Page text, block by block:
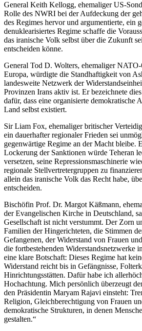
General Keith Kellogg, ehemaliger US-
Rolle des NWRI bei der Aufdeckung der
des Regimes hervor und argumentierte, ein
denuklearisiertes Regime schaffe die
das iranische Volk selbst über die Zukunft
entscheiden könne.
General Tod D. Wolters, ehemaliger
Europa, würdigte die Standhaftigkeit von
landesweite Netzwerk der
Provinzen Irans aktiv ist. Er bezeichnete
dafür, dass eine organisierte demokratische
Land selbst existiert.
Sir Liam Fox, ehemaliger britischer
ein dauerhafter regionaler Frieden sei
gegenwärtige Regime an der Macht bleibe.
Lockerung der Sanktionen würde Teheran
versetzen, seine Repressionsmaschinerie
regionale Stellvertretergruppen zu
allein das iranische Volk das Recht habe,
entscheiden.
Bischöfin Prof. Dr. Margot Käßmann,
der Evangelischen Kirche in Deutschland,
Gesellschaft ist nicht verstummt. Der Zorn
Familien der Hingerichteten, die Stimmen
Gefangenen, der Widerstand von Frauen
die fortbestehenden Widerstandsnetzwerke
eine klare Botschaft: Dieses Regime hat
Widerstand reicht bis in Gefängnisse,
Hinrichtungsstätten. Dafür habe ich
Hochachtung. Mich persönlich überzeugt
den Präsidentin Maryam Rajavi einsteht:
Religion, Gleichberechtigung von Frauen
demokratische Strukturen, in denen
gestalten.“